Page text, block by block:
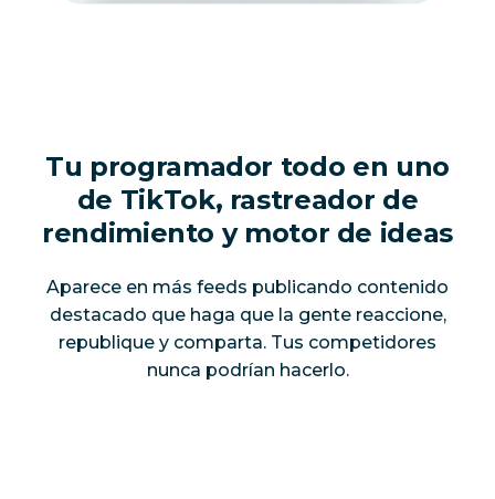
Tu programador todo en uno
de TikTok, rastreador de
rendimiento y motor de ideas
Aparece en más feeds publicando contenido
destacado que haga que la gente reaccione,
republique y comparta. Tus competidores
nunca podrían hacerlo.